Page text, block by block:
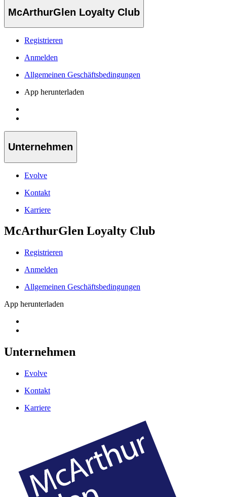
McArthurGlen Loyalty Club
Registrieren
Anmelden
Allgemeinen Geschäftsbedingungen
App herunterladen
Unternehmen
Evolve
Kontakt
Karriere
McArthurGlen Loyalty Club
Registrieren
Anmelden
Allgemeinen Geschäftsbedingungen
App herunterladen
Unternehmen
Evolve
Kontakt
Karriere